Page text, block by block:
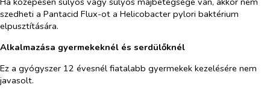
szedheti a Pantacid Flux-ot a Helicobacter pylori baktérium
elpusztítására.
Alkalmazása gyermekeknél és serdülőknél
Ez a gyógyszer 12 évesnél fiatalabb gyermekek kezelésére nem
javasolt.